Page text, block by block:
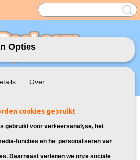
UW WINKELWAGEN
voor Canon> Huismerk vervangt Canon
Opties
Over
cookies gebruikt
gebruikt voor verkeersanalyse, het
functies en het personaliseren van
Daarnaast verlenen we onze sociale